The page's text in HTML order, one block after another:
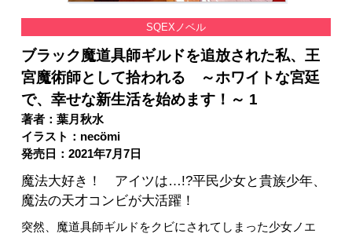
SQEXノベル
ブラック魔道具師ギルドを追放された私、王
宮魔術師として拾われる ～ホワイトな宮廷
で、幸せな新生活を始めます！～ 1
著者：葉月秋水
イラスト：necömi
発売日：2021年7月7日
魔法大好き！ アイツは…!?平民少女と貴族少年、
魔法の天才コンビが大活躍！
突然、魔道具師ギルドをクビにされてしまった少女ノエ